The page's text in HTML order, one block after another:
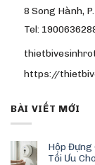
8 Song Hành,
Tel:
https://
BÀI VIẾT MỚI
Hộp Đựng
Tối Ưu